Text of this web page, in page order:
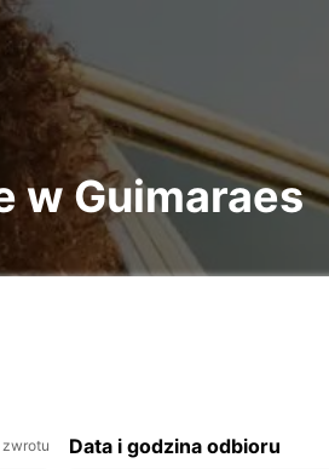
w Guimaraes
Data i godzina odbioru